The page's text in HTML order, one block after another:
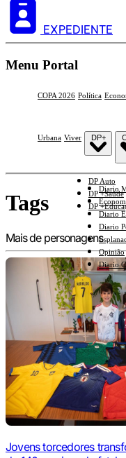
EXPEDIENTE
Menu Portal
COPA 2026 Política
Urbana Viver DP+
DP Auto
DP +Saúde
DP
Diario
Diario
Diario
Opinião
Diario
Tags
Mais de personagens
Jovens torcedores